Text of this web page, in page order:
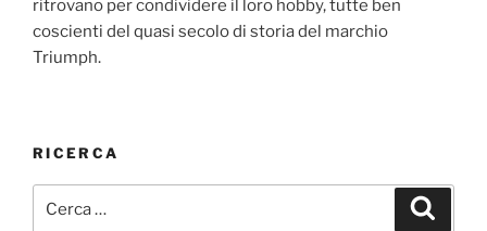
ritrovano per condividere il loro hobby, tutte ben
coscienti del quasi secolo di storia del marchio
Triumph.
RICERCA